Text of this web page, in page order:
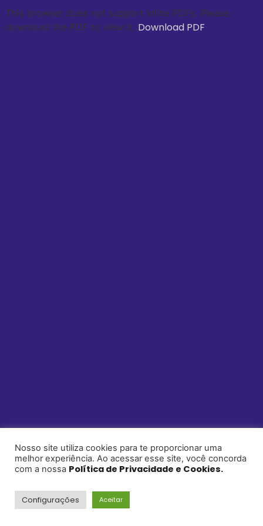
This browser does not support inline PDFs. Please
download the PDF to view it: Download PDF
Nosso site utiliza cookies para te proporcionar uma
melhor experiência. Ao acessar esse site, você concorda
com a nossa Política de Privacidade e Cookies.
Configurações Aceitar